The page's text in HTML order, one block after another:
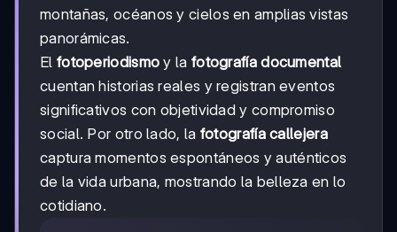
montañas, océanos y cielos en amplias vistas
panorámicas.
El fotoperiodismo y la fotografía documental
cuentan historias reales y registran eventos
significativos con objetividad y compromiso
social. Por otro lado, la fotografía callejera
captura momentos espontáneos y auténticos
de la vida urbana, mostrando la belleza en lo
cotidiano.